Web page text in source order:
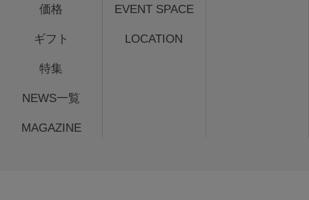
価格
ギフト
特集
NEWS一覧
MAGAZINE
EVENT SPACE
LOCATION